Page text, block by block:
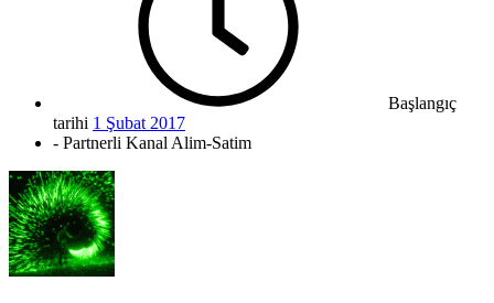
Başlangıç
tarihi 1 Şubat 2017
- Partnerli Kanal Alim-Satim